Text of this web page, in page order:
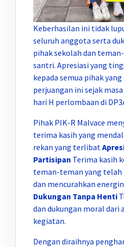
Keberhasilan ini tidak
seluruh anggota serta
pihak sekolah dan
santri. Apresiasi yang
kepada semua pihak
perjuangan ini sejak
hari H perlombaan di
Pihak PIK-R Malvace
terima kasih yang
rekan yang terlibat
Partisipan Terima kasih
teman-teman yang
dan mencurahkan
Dukungan Tanpa Henti
dan dukungan moral dari
kegiatan.
Dengan diraihnya